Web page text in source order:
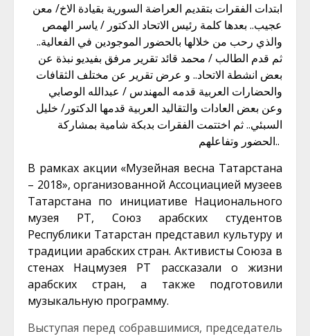
ابتدات الفقرات بتقديم العراضة السورية بقيادة الاخ/ معن
عجيب.. بعدها كلمة رئيس الاتحاد الدكتور / ياسر الهمص
والذي رحب من خلالها بالحضور الموجودين في الفعالية..
ثم قدم الطالب / محمد قائد تقرير مرفق بفيديو نبذة عن
بعض انشطة الاتحاد.. و عرض تقرير عن مختلف الثقافات
والحضارات العربية قدمه المهندس / عبدالله الوصابي
وعن بعض العادات والتقاليد العربية قدمها الدكتور/ خليل
السبئي.. ثم اختتمت الفقرات بدبكة شامية بمشاركة
الحضور وتفاعلهم..
В рамках акции «Музейная весна Татарстана
– 2018», организованной Ассоциацией музеев
Татарстана по инициативе Национального
музея РТ, Союз арабских студентов
Республики Татарстан представил культуру и
традиции арабских стран. Активисты Союза в
стенах Нацмузея РТ рассказали о жизни
арабских стран, а также подготовили
музыкальную программу.
Выступая перед собравшимися, председатель